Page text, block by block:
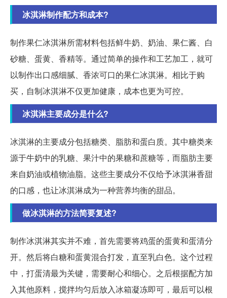
冰淇淋制作配方和成本?
制作果仁冰淇淋所需材料包括鲜牛奶、奶油、果仁酱、白
砂糖、蛋黄、香精等。通过简单的操作和工艺加工，就可
以制作出口感细腻、香浓可口的果仁冰淇淋。相比于购
买，自制冰淇淋不仅更加健康，成本也更为可控。
冰淇淋主要成分是什么?
冰淇淋的主要成分包括糖类、脂肪和蛋白质。其中糖类来
源于牛奶中的乳糖、果汁中的果糖和蔗糖等，而脂肪主要
来自奶油或植物油脂。这些主要成分不仅给予冰淇淋香甜
的口感，也让冰淇淋成为一种营养均衡的甜品。
做冰淇淋的方法简要复述?
制作冰淇淋其实并不难，首先需要将鸡蛋的蛋黄和蛋清分
开。然后将白糖和蛋黄混合打发，直至乳白色。这个过程
中，打蛋清最为关键，需要耐心和细心。之后根据配方加
入其他原料，搅拌均匀后放入冰箱凝冻即可，最后可以根